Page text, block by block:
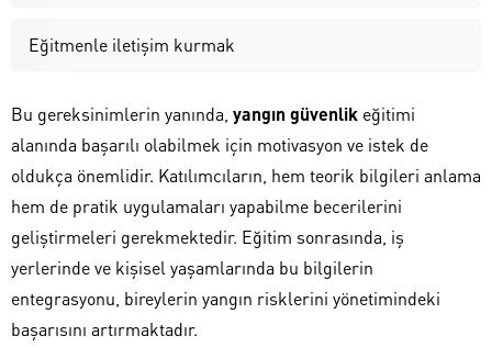
Eğitmenle iletişim kurmak
Bu gereksinimlerin yanında, yangın güvenlik eğitimi
alanında başarılı olabilmek için motivasyon ve istek de
oldukça önemlidir. Katılımcıların, hem teorik bilgileri anlama
hem de pratik uygulamaları yapabilme becerilerini
geliştirmeleri gerekmektedir. Eğitim sonrasında, iş
yerlerinde ve kişisel yaşamlarında bu bilgilerin
entegrasyonu, bireylerin yangın risklerini yönetimindeki
başarısını artırmaktadır.